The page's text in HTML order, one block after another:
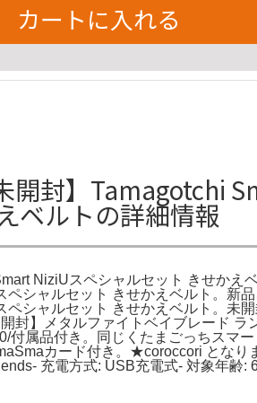
カートに入れる
開封】Tamagotchi
ベルトの詳細情報
NiziUスペシャルセット きせかえ
ペシャルセット きせかえベルト。新
ペシャルセット きせかえベルト。未
封】メタルファイトベイブレード
付属品付き。同じくたまごっちスマ
カード付き。★coroccori とな
充電方式: USB充電式- 対象年齢: